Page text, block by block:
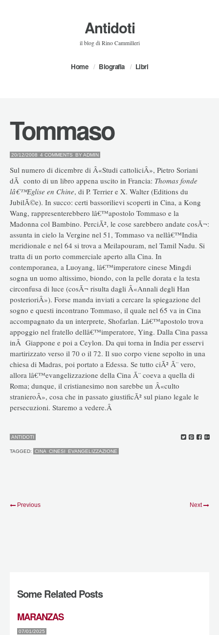
Antidoti
il blog di Rino Cammilleri
Home Biografia Libri
Tommaso
20/12/2008 4 COMMENTS BY ADMIN
Sul numero di dicembre di Â«Studi cattoliciÂ», Pietro Soriani
dÃ conto di un libro appena uscito in Francia: Thomas fonde
lâ€™Eglise en Chine, di P. Terrier e X. Walter (Editions du
JubilÃ©e). In succo: certi bassorilievi scoperti in Cina, a Kong
Wang, rappresenterebbero lâ€™apostolo Tommaso e la
Madonna col Bambino. PerciÃ², le cose sarebbero andate cosÃ¬:
assunta in cielo la Vergine nel 51, Tommaso va nellâ€™India
meridionale e nel 64 si trova a Meilapouram, nel Tamil Nadu. Si
tratta di un porto commerciale aperto alla Cina. In
contemporanea, a Luoyang, lâ€™imperatore cinese Mingdi
sogna un uomo altissimo, biondo, con la pelle dorata e la testa
circonfusa di luce (cosÃ¬ risulta dagli Â«Annali degli Han
posterioriÂ»). Forse manda inviati a cercare la spiegazione del
sogno e questi incontrano Tommaso, il quale nel 65 va in Cina
accompagnato da un interprete, Shofarlan. Lâ€™apostolo trova
appoggio nel fratello dellâ€™imperatore, Ying. Dalla Cina passa
inÂ Giappone e poi a Ceylon. Da qui torna in India per esservi
martirizzato verso il 70 o il 72. Il suo corpo viene sepolto in una
chiesa di Madras, poi portato a Edessa. Se tutto ciÃ² Ã¨ vero,
allora lâ€™evangelizzazione della Cina Ã¨ coeva a quella di
Roma; dunque, il cristianesimo non sarebbe un Â«culto
stranieroÂ», cosa che in passato giustificÃ² sul piano legale le
persecuzioni. Staremo a vedere.Â
ANTIDOTI
TAGGED: CINA CINESI EVANGELIZZAZIONE
Previous Next
Some Related Posts
MARANZAS
07/01/2025